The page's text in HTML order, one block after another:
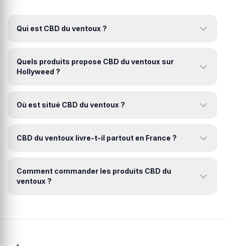
Qui est CBD du ventoux ?
Quels produits propose CBD du ventoux sur
Hollyweed ?
Où est situé CBD du ventoux ?
CBD du ventoux livre-t-il partout en France ?
Comment commander les produits CBD du
ventoux ?